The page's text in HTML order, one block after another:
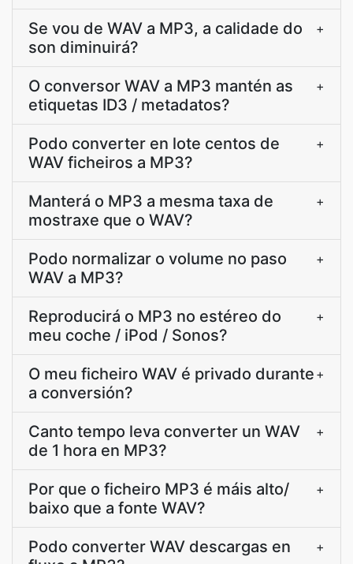
Se vou de WAV a MP3, a calidade do
son diminuirá?
+
O conversor WAV a MP3 mantén as
etiquetas ID3 / metadatos?
+
Podo converter en lote centos de
WAV ficheiros a MP3?
+
Manterá o MP3 a mesma taxa de
mostraxe que o WAV?
+
Podo normalizar o volume no paso
WAV a MP3?
+
Reproducirá o MP3 no estéreo do
meu coche / iPod / Sonos?
+
O meu ficheiro WAV é privado durante
a conversión?
+
Canto tempo leva converter un WAV
de 1 hora en MP3?
+
Por que o ficheiro MP3 é máis alto/
baixo que a fonte WAV?
+
Podo converter WAV descargas en
+